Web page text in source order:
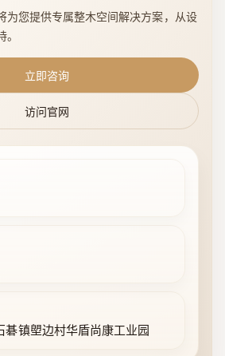
为您提供专属整木空间解决方案，从设
立即咨询
访问官网
碁镇塱边村华盾尚康工业园